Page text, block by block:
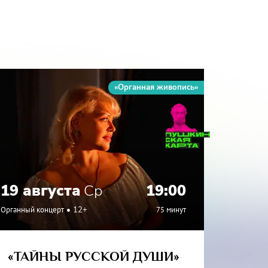
«Органная живопись»
19 августаСр 19:00
Органный концерт 12+ 75 минут
«ТАЙНЫ РУССКОЙ ДУШИ»